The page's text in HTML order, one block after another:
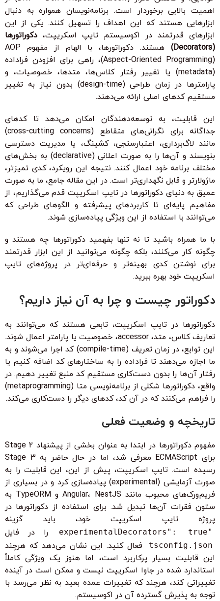
اهمیت بالایی برخوردار است. برنامه‌نویسان همواره به دنبال
ابزارهایی هستند که این اهداف را تسهیل کنند. یکی از این
ابزارهای قدرتمند در اکوسیستم تایپ اسکریپت، دکوراتورها
(Decorators)
هستند. دکوراتورها، با الهام از مفهوم AOP
(Aspect-Oriented Programming)، راهی برای افزودن فراداده
(metadata) یا تغییر رفتار کلاس‌ها، متدها، خصوصیات، و
پارامترها در زمان طراحی (design-time) بدون نیاز به تغییر
مستقیم کدهای اصلی ارائه می‌دهند.
این قابلیت، به توسعه‌دهندگان امکان می‌دهد تا کدهای
جداگانه برای نگرانی‌های متقاطع (cross-cutting concerns)
مانند لاگ‌برداری، اعتبار‌سنجی، کشینگ، یا مدیریت دسترسی
بنویسند و آن‌ها را به صورت اعلانی (declarative) به بخش‌های
مختلف برنامه خود اعمال کنند. نتیجه این رویکرد، کدی تمیزتر،
ماژولارتر و قابل نگهداری‌تر است. در این مقاله جامع، ما به صورت
عمیق به دنیای دکوراتورها در تایپ اسکریپت قدم می‌گذاریم، از
مفاهیم پایه‌ای تا کاربردهای پیشرفته و الگوهای طراحی که
می‌توانند با استفاده از این ویژگی پیاده‌سازی شوند.
با ما همراه باشید تا نه تنها بفهمید دکوراتورها چه هستند و
چگونه کار می‌کنند، بلکه چگونه می‌توانید از این ابزار قدرتمند
برای نوشتن کدی بهینه‌تر و حرفه‌ای‌تر در پروژه‌های تایپ
اسکریپت خود بهره ببرید.
دکوراتور چیست و چرا به آن نیاز داریم؟
دکوراتورها در تایپ اسکریپت، تابعی هستند که می‌توانند به
تعاریف کلاس، متد، accessor، خصوصیت یا پارامتر اعمال شوند.
این توابع، در زمان تعریف (compile-time) کد اجرا می‌شوند و به
ما اجازه می‌دهند تا فراداده را به ساختارهای کد اضافه کنیم یا
رفتار آن‌ها را بدون دست‌کاری مستقیم کد منبع تغییر دهیم. در
واقع، دکوراتورها شکلی از برنامه‌نویسی متا (metaprogramming)
را فراهم می‌کنند که در آن کد، کدهای دیگر را دست‌کاری می‌کند.
تاریخچه و وضعیت فعلی
مفهوم دکوراتورها در ابتدا به عنوان بخشی از پیشنهاد Stage 2
برای ECMAScript معرفی شد، اما در حال حاضر به Stage 3
رسیده است. تایپ اسکریپت، پیش از این، این قابلیت را به
صورت آزمایشی (experimental) پیاده‌سازی کرد و در بسیاری از
فریم‌ورک‌های محبوب مانند Angular، NestJS و TypeORM به
ستون فقرات آن‌ها تبدیل شد. برای استفاده از دکوراتورها در
پروژه تایپ اسکریپت خود، باید گزینه
"experimentalDecorators": true را در فایل
tsconfig.json
فعال کنید. این نشان می‌دهد که هرچند
این قابلیت بسیار پرکاربرد است، اما هنوز یک ویژگی کاملاً
استاندارد شده در جاوا اسکریپت نیست و ممکن است در آینده
تغییراتی کند، هرچند که تغییرات عمده بعید به نظر می‌رسد با
توجه به پذیرش گسترده آن در اکوسیستم.